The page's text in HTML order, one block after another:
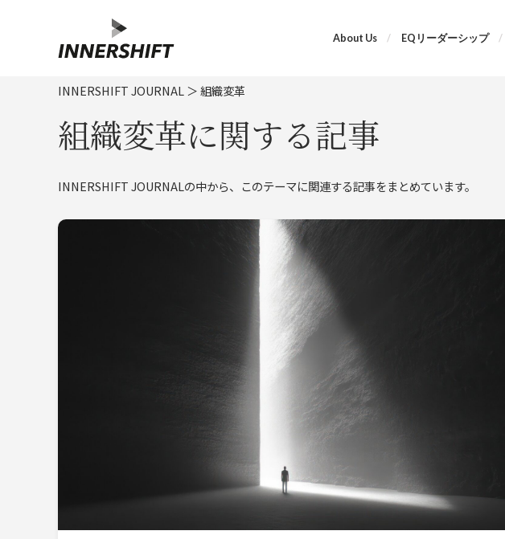
About Us EQリーダーシップ
INNERSHIFT JOURNAL ＞組織変革
組織変革に関する記事
INNERSHIFT JOURNALの中から、このテーマに関連する記事をまとめています。